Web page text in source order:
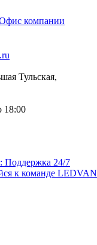
компании
Тульская,
18:00
Поддержка 24/7
к команде